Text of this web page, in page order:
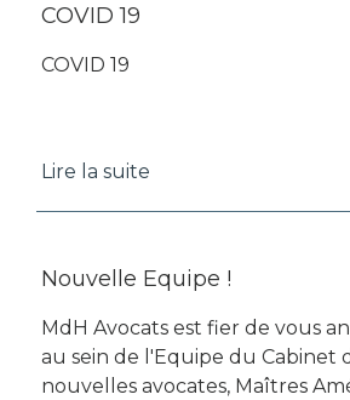
COVID 19
COVID 19
Lire la suite
Nouvelle Equipe !
MdH Avocats est fier de vous
au sein de l'Equipe du Cabinet
nouvelles avocates, Maîtres